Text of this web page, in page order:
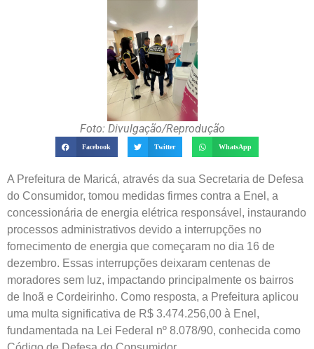
Foto: Divulgação/Reprodução
Facebook Twitter WhatsApp
A Prefeitura de Maricá, através da sua Secretaria de Defesa
do Consumidor, tomou medidas firmes contra a Enel, a
concessionária de energia elétrica responsável, instaurando
processos administrativos devido a interrupções no
fornecimento de energia que começaram no dia 16 de
dezembro. Essas interrupções deixaram centenas de
moradores sem luz, impactando principalmente os bairros
de Inoã e Cordeirinho. Como resposta, a Prefeitura aplicou
uma multa significativa de R$ 3.474.256,00 à Enel,
fundamentada na Lei Federal nº 8.078/90, conhecida como